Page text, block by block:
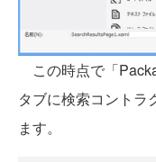
この時点で「
タブに検索コントラ
ます。